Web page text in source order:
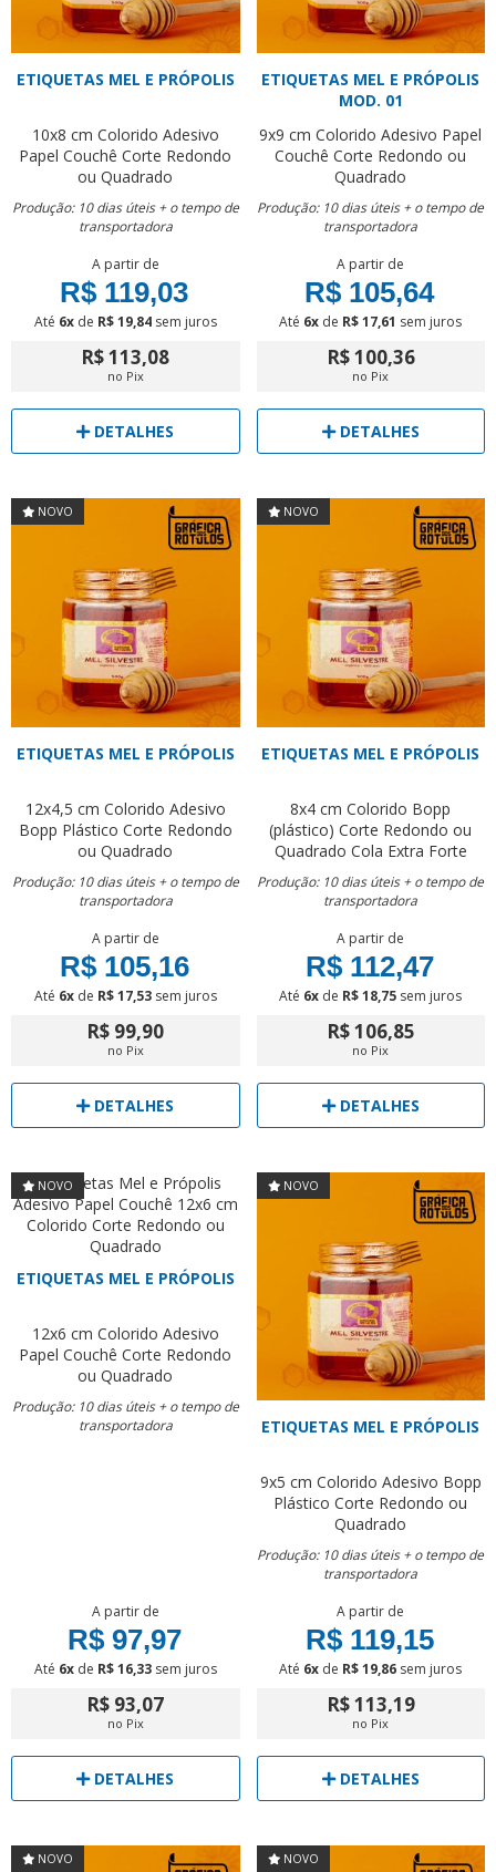
ETIQUETAS MEL E PRÓPOLIS
10x8 cm Colorido Adesivo
Papel Couchê Corte Redondo
ou Quadrado
Produção: 10 dias úteis + o tempo de
transportadora
A partir de
R$ 119,03
Até 6xde R$ 19,84sem juros
R$ 113,08
no Pix
DETALHES
ETIQUETAS MEL E PRÓPOLIS
MOD. 01
9x9 cm Colorido Adesivo Papel
Couchê Corte Redondo ou
Quadrado
Produção: 10 dias úteis + o tempo de
transportadora
A partir de
R$ 105,64
Até 6x de R$ 17,61 sem juros
R$ 100,36
no Pix
DETALHES
NOVO
ETIQUETAS MEL E PRÓPOLIS
12x4,5 cm Colorido Adesivo
Bopp Plástico Corte Redondo
ou Quadrado
Produção: 10 dias úteis + o tempo de
transportadora
A partir de
R$ 105,16
Até 6xde R$ 17,53sem juros
R$ 99,90
no Pix
DETALHES
NOVO
ETIQUETAS MEL E PRÓPOLIS
8x4 cm Colorido Bopp
(plástico) Corte Redondo ou
Quadrado Cola Extra Forte
Produção: 10 dias úteis + o tempo de
transportadora
A partir de
R$ 112,47
Até 6x de R$ 18,75 sem juros
R$ 106,85
no Pix
DETALHES
NOVO
ETIQUETAS MEL E PRÓPOLIS
12x6 cm Colorido Adesivo
Papel Couchê Corte Redondo
ou Quadrado
Produção: 10 dias úteis + o tempo de
transportadora
A partir de
R$ 97,97
Até 6xde R$ 16,33sem juros
R$ 93,07
no Pix
DETALHES
NOVO
ETIQUETAS MEL E PRÓPOLIS
9x5 cm Colorido Adesivo Bopp
Plástico Corte Redondo ou
Quadrado
Produção: 10 dias úteis + o tempo de
transportadora
A partir de
R$ 119,15
Até 6x de R$ 19,86 sem juros
R$ 113,19
no Pix
DETALHES
NOVO NOVO